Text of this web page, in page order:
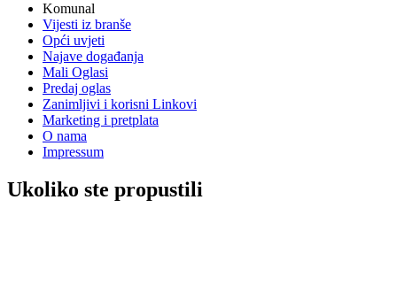
Komunal
Vijesti iz branše
Opći uvjeti
Najave događanja
Mali Oglasi
Predaj oglas
Zanimljivi i korisni Linkovi
Marketing i pretplata
O nama
Impressum
Ukoliko ste propustili